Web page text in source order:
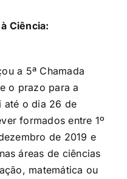
Ciência:
a 5ª Chamada
o prazo para a
até o dia 26 de
formados entre 1º
de 2019 e
áreas de ciências
matemática ou